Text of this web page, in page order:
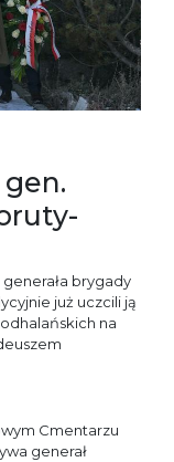
brygady
już uczcili ją
na
Cmentarzu
generał